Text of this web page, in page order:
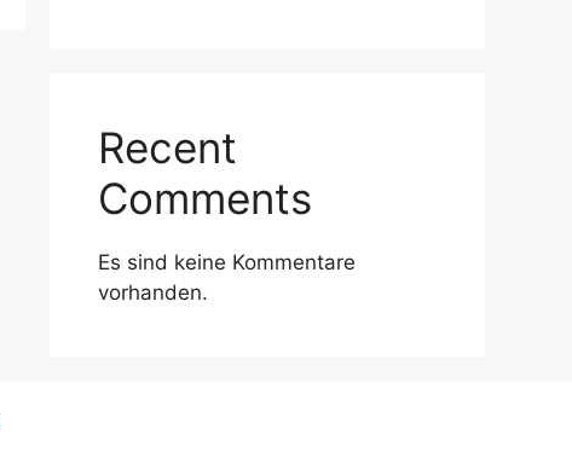
Recent
Comments
Es sind keine Kommentare
vorhanden.